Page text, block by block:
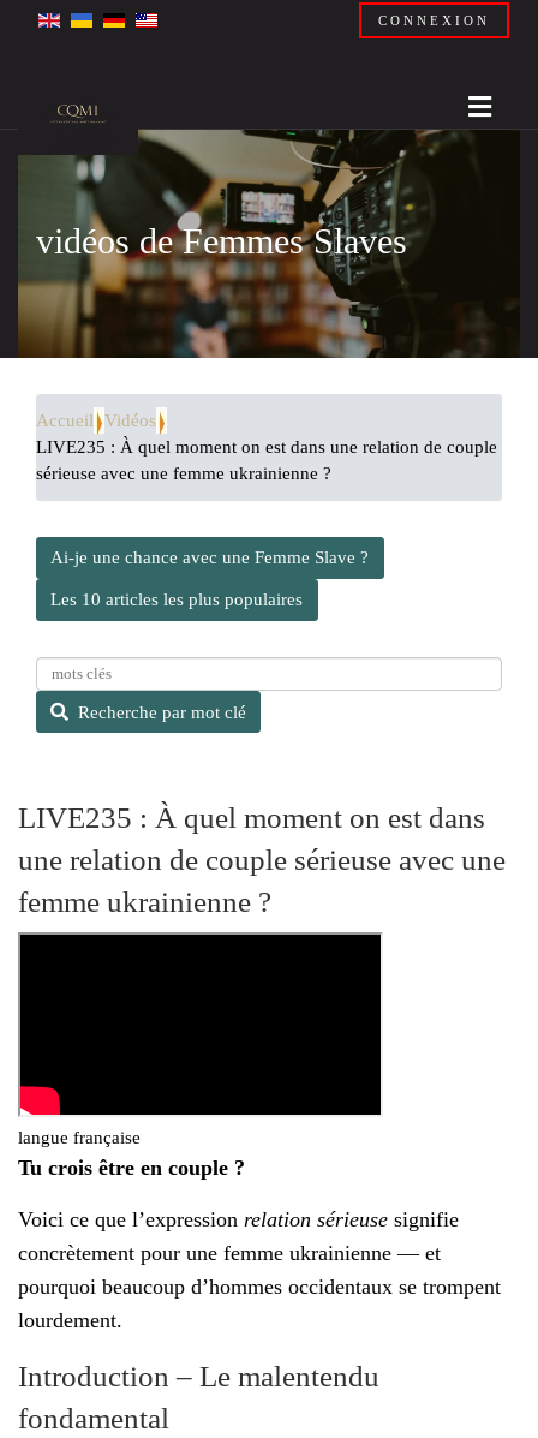
CONNEXION
vidéos de Femmes Slaves
Accueil Vidéos
LIVE235 : À quel moment on est dans une relation de couple
sérieuse avec une femme ukrainienne ?
Ai-je une chance avec une Femme Slave ?
Les 10 articles les plus populaires
e
c
h
p
a
l
é
Recherche par mot clé
LIVE235 : À quel moment on est dans
une relation de couple sérieuse avec une
femme ukrainienne ?
langue française
Tu crois être en couple ?
Voici ce que l’expression relation sérieuse signifie
concrètement pour une femme ukrainienne — et
pourquoi beaucoup d’hommes occidentaux se trompent
lourdement.
Introduction – Le malentendu
fondamental